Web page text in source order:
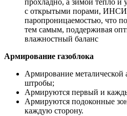
прохладно, а зимой тепло и
с открытыми порами,
паропроницаемостью, что
тем самым, поддерживая
влажностный баланс
Армирование газоблока
Армирование
штробы;
Армируются первый и
Армируются подоконные
каждую сторону.